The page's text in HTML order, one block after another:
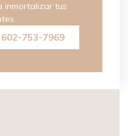
inmortalizar tus
602-753-7969